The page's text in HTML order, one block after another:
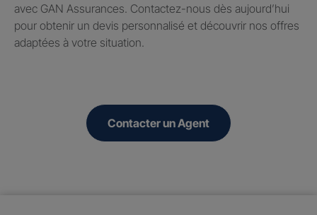
avec GAN Assurances. Contactez-nous dès aujourd’hui
pour obtenir un devis personnalisé et découvrir nos offres
adaptées à votre situation.
Contacter un Agent